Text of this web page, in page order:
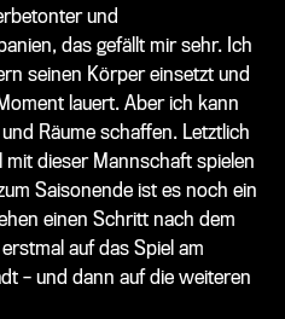
und
das gefällt mir sehr. Ich
seinen Körper einsetzt und
lauert. Aber ich kann
Räume schaffen. Letztlich
dieser Mannschaft spielen
Saisonende ist es noch ein
einen Schritt nach dem
auf das Spiel am
– und dann auf die weiteren